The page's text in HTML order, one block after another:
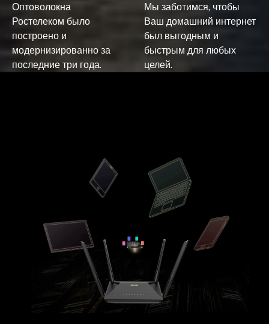
Оптоволокна
Ростелеком было
построено и
модернизированно за
последние три года.
Мы заботимся, чтобы
Ваш домашний интернет
был выгодным и
быстрым для любых
целей.